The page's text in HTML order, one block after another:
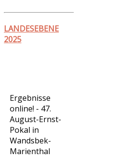
LANDESEBENE
2025
Ergebnisse
online! - 47.
August-Ernst-
Pokal in
Wandsbek-
Marienthal